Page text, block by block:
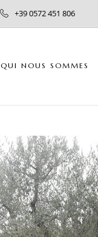
+39 0572 451 806
QUI NOUS SOMMES